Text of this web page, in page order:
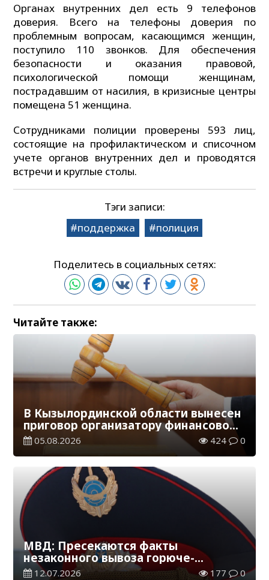
Органах внутренних дел есть 9 телефонов
доверия. Всего на телефоны доверия по
проблемным вопросам, касающимся женщин,
поступило 110 звонков. Для обеспечения
безопасности и оказания правовой,
психологической помощи женщинам,
пострадавшим от насилия, в кризисные центры
помещена 51 женщина.
Сотрудниками полиции проверены 593 лиц,
состоящие на профилактическом и списочном
учете органов внутренних дел и проводятся
встречи и круглые столы.
Тэги записи:
поддержка
полиция
Поделитесь в социальных сетях:
Читайте также:
В Кызылординской области вынесен
приговор организатору финансовой
пирамиды
05.08.2026 424 0
МВД: Пресекаются факты
незаконного вывоза горюче-
смазочных материалов
12.07.2026 177 0